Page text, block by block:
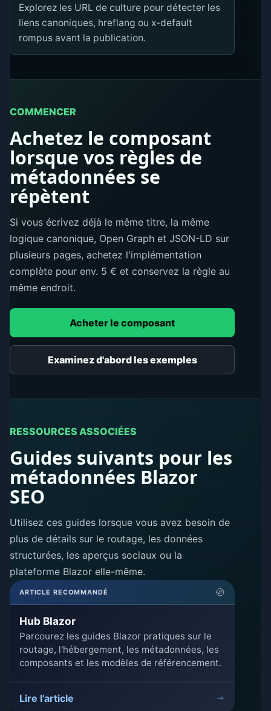
Explorez les URL de culture pour détecter les
liens canoniques, hreflang ou x-default
rompus avant la publication.
COMMENCER
Achetez le composant
lorsque vos règles de
métadonnées se
répètent
Si vous écrivez déjà le même titre, la même
logique canonique, Open Graph et JSON-LD sur
plusieurs pages, achetez l'implémentation
complète pour env. 5 € et conservez la règle au
même endroit.
Acheter le composant
Examinez d'abord les exemples
RESSOURCES ASSOCIÉES
Guides suivants pour les
métadonnées Blazor
SEO
Utilisez ces guides lorsque vous avez besoin de
plus de détails sur le routage, les données
structurées, les aperçus sociaux ou la
plateforme Blazor elle-même.
ARTICLE RECOMMANDÉ
Hub Blazor
Parcourez les guides Blazor pratiques sur le
routage, l'hébergement, les métadonnées, les
composants et les modèles de référencement.
Lire l’article